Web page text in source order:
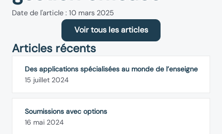
Date de l'article : 10 mars 2025
Voir tous les articles
Articles récents
Des applications spécialisées au monde de l’enseigne
15 juillet 2024
Soumissions avec options
16 mai 2024